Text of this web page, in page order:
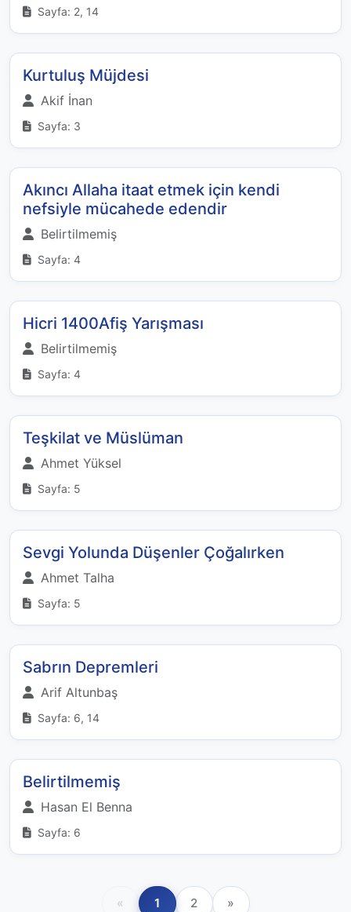
Sayfa: 2, 14
Kurtuluş Müjdesi
Akif İnan
Sayfa: 3
Akıncı Allaha itaat etmek için kendi
nefsiyle mücahede edendir
Belirtilmemiş
Sayfa: 4
Hicri 1400Afiş Yarışması
Belirtilmemiş
Sayfa: 4
Teşkilat ve Müslüman
Ahmet Yüksel
Sayfa: 5
Sevgi Yolunda Düşenler Çoğalırken
Ahmet Talha
Sayfa: 5
Sabrın Depremleri
Arif Altunbaş
Sayfa: 6, 14
Belirtilmemiş
Hasan El Benna
Sayfa: 6
« 1 2 »